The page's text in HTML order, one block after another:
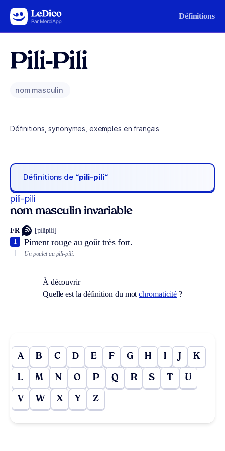
Aller au contenu Définitions
Pili-Pili
nom masculin
Définitions, synonymes, exemples en français
Définitions de “pili-pili“
pili-pili
nom masculin invariable
FR [pilipili]
Piment rouge au goût très fort.
1
Un poulet au pili-pili.
À découvrir
Quelle est la définition du motchromaticité ?
A B C D E F G H I J K
L M N O P Q R S T U
V W X Y Z